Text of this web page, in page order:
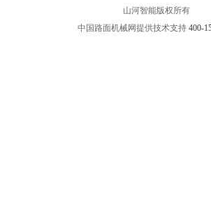
山河智能版权所有
中国路面机械网提供技术支持 400-